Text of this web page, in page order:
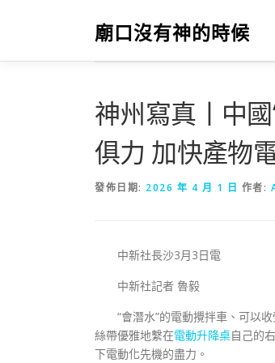
要
廟口沒有神的時候
神州寫真丨中
俱力 加快產物
發佈日期: 2026 年 4 月 1 日 作者:
中新社長沙3月3日電
中新社記者 魯毅
“會潛水”的電動攪拌車、可以
絲帶優雅地繫在電動升降桌自己的
下電動化先機的盡力。